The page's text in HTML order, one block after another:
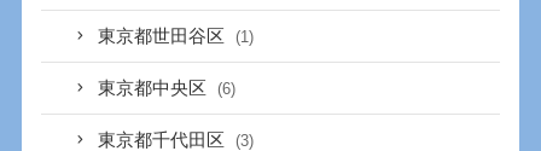
東京都世田谷区 (1)
東京都中央区 (6)
東京都千代田区 (3)